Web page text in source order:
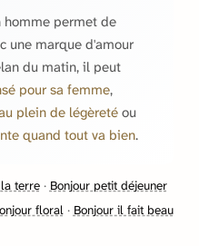
homme permet de
une marque d'amour
du matin, il peut
pour sa femme,
plein de légèreté ou
quand tout va bien.
terre· Bonjour petit déjeuner
floral· Bonjour il fait beau